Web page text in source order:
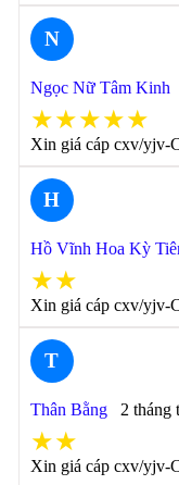
N
Ngọc Nữ Tâm Kinh
★★★★★
Xin giá cáp cxv/yjv-
H
Hồ Vĩnh Hoa Kỳ
★★
Xin giá cáp cxv/yjv-
T
Thân Bằng 2 tháng
★★
Xin giá cáp cxv/yjv-